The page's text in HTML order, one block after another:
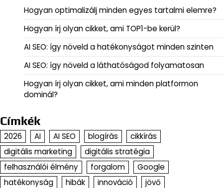
Hogyan optimalizálj minden egyes tartalmi elemre?
Hogyan írj olyan cikket, ami TOP1-be kerül?
AI SEO: így növeld a hatékonyságot minden szinten
AI SEO: így növeld a láthatóságod folyamatosan
Hogyan írj olyan cikket, ami minden platformon
dominál?
Címkék
2026 AI AI SEO blogírás
cikkírás
digitális marketing
digitális stratégia
felhasználói élmény
forgalom
Google
hatékonyság
hibák innováció
jövő